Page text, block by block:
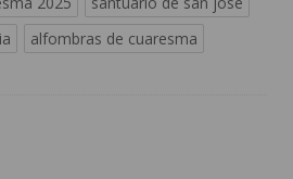
alfombras de cuaresma